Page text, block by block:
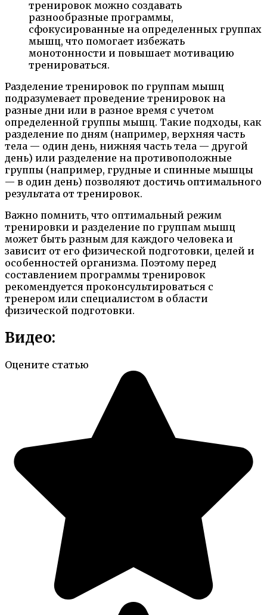
тренировок можно создавать
разнообразные программы,
сфокусированные на определенных группах
мышц, что помогает избежать
монотонности и повышает мотивацию
тренироваться.
Разделение тренировок по группам мышц
подразумевает проведение тренировок на
разные дни или в разное время с учетом
определенной группы мышц. Такие подходы, как
разделение по дням (например, верхняя часть
тела — один день, нижняя часть тела — другой
день) или разделение на противоположные
группы (например, грудные и спинные мышцы
— в один день) позволяют достичь оптимального
результата от тренировок.
Важно помнить, что оптимальный режим
тренировки и разделение по группам мышц
может быть разным для каждого человека и
зависит от его физической подготовки, целей и
особенностей организма. Поэтому перед
составлением программы тренировок
рекомендуется проконсультироваться с
тренером или специалистом в области
физической подготовки.
Видео:
Оцените статью